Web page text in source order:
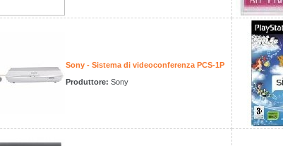
Sony - Sistema di videoconferenza PCS-1P
Produttore: Sony